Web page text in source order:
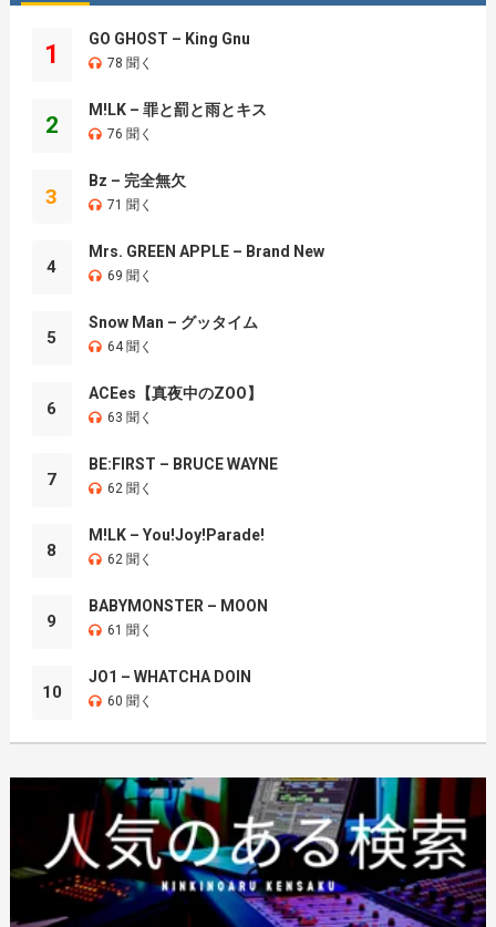
1
GO GHOST – King Gnu
78 聞く
2
M!LK – 罪と罰と雨とキス
76 聞く
3
Bz – 完全無欠
71 聞く
4
Mrs. GREEN APPLE – Brand New
69 聞く
5
Snow Man – グッタイム
64 聞く
6
ACEes【真夜中のZOO】
63 聞く
7
BE:FIRST – BRUCE WAYNE
62 聞く
8
M!LK – You!Joy!Parade!
62 聞く
9
BABYMONSTER – MOON
61 聞く
10
JO1 – WHATCHA DOIN
60 聞く